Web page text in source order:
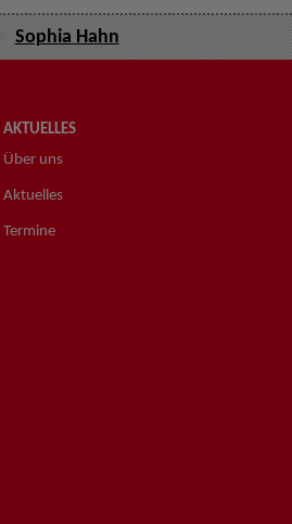
Sophia Hahn
AKTUELLES
Über uns
Aktuelles
Termine